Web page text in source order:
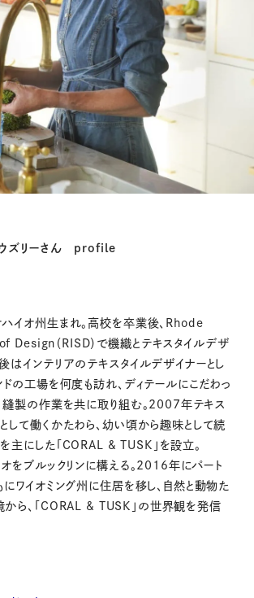
ウズリーさん profile
イオ州生まれ。 高校を卒業後、Rhode
Design（RISD）で機織とテキスタイルデザ
はインテリアのテキスタイルデザイナーとし
の工場を何度も訪れ、ディテールにこだわっ
縫製の作業を共に取り組む。2007年テキス
して働くかたわら、幼い頃から趣味として続
主にした「CORAL & TUSK」を設立。
をブルックリンに構える。2016年にパート
にワイオミング州に住居を移し、自然と動物た
から、「CORAL & TUSK」の世界観を発信